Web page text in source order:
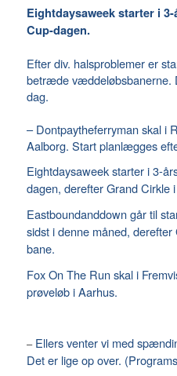
Eightdaysaweek starter i
Cup-dagen.
Efter div. halsproblemer er
betræde væddeløbsbanerne.
dag.
– Dontpaytheferryman skal i
Aalborg. Start planlægges
Eightdaysaweek starter i 3-
dagen, derefter Grand Cirkle
Eastboundanddown går til
sidst i denne måned,
bane.
Fox On The Run skal i
prøveløb i Aarhus.
– Ellers venter vi med
Det er lige op over.